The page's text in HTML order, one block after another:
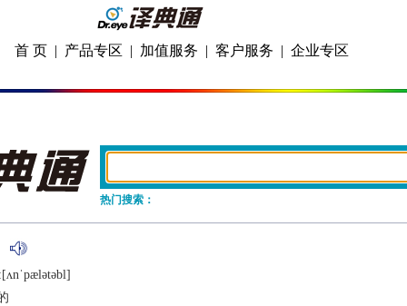
首 页 | 产品专区 | 加值服务 | 客户服务 | 企业专区
热门搜索：